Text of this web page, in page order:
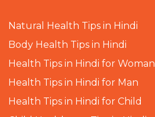
Natural Health Tips in Hindi
Body Health Tips in Hindi
Health Tips in Hindi for Woman
Health Tips in Hindi for Man
Health Tips in Hindi for Child